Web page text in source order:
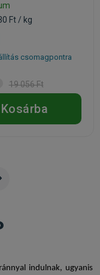
Ft / kg
csomagpontra
19 056 Ft
Kosárba
indulnak, ugyanis